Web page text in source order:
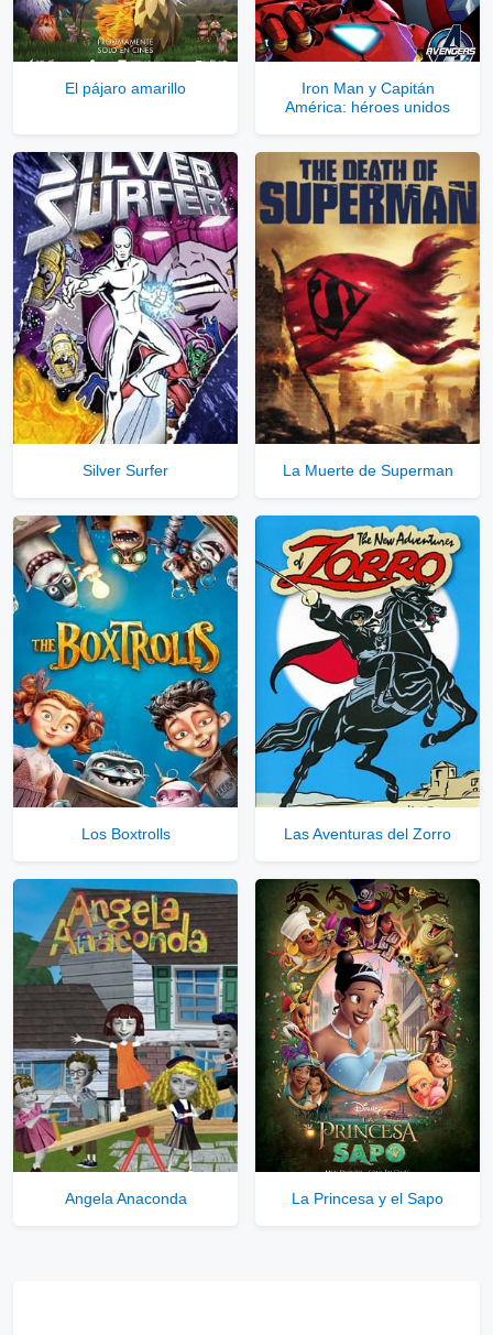
Solo disponible para usuarios registrados.
Comprar Cuenta VIP Aquí!
El pájaro amarillo
Iron Man y Capitán
América: héroes unidos
Silver Surfer La Muerte de Superman
Los Boxtrolls Las Aventuras del Zorro
Angela Anaconda La Princesa y el Sapo